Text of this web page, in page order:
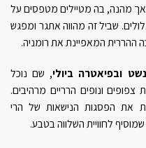
אך מהנה, בה מטיילים מטפסים על
שביל זה מהווה אתגר ומפגש
המאפיינת את רומניה.
ובפיאטרה ביולי, שם נוכל
ונופים הרריים מרהיבים.
את הפסגות הנישאות של הרי
לחוויית השלווה בטבע.